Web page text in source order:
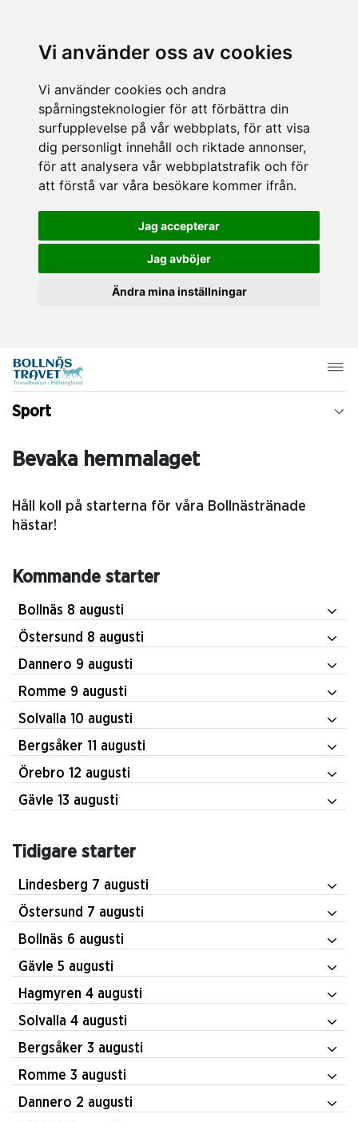
Vi använder oss av cookies
Vi använder cookies och andra
spårningsteknologier för att förbättra din
surfupplevelse på vår webbplats, för att visa
dig personligt innehåll och riktade annonser,
för att analysera vår webbplatstrafik och för
att förstå var våra besökare kommer ifrån.
Jag accepterar
Jag avböjer
Ändra mina inställningar
Sport
Bevaka hemmalaget
Håll koll på starterna för våra Bollnästränade
hästar!
Kommande starter
Bollnäs 8 augusti
Östersund 8 augusti
Dannero 9 augusti
Romme 9 augusti
Solvalla 10 augusti
Bergsåker 11 augusti
Örebro 12 augusti
Gävle 13 augusti
Tidigare starter
Lindesberg 7 augusti
Östersund 7 augusti
Bollnäs 6 augusti
Gävle 5 augusti
Hagmyren 4 augusti
Solvalla 4 augusti
Bergsåker 3 augusti
Romme 3 augusti
Dannero 2 augusti